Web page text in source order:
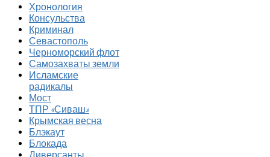
Хронология
Консульства
Криминал
Севастополь
Черноморский флот
Самозахваты земли
Исламские
радикалы
Мост
ТПР «Сиваш»
Крымская весна
Блэкаут
Блокада
Диверсанты